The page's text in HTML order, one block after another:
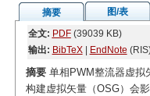
摘要 图/表
全文: PDF(39039 KB)
输出: BibTeX| EndNote
摘要单相PWM整流器虚拟
构建虚拟矢量（OSG）会